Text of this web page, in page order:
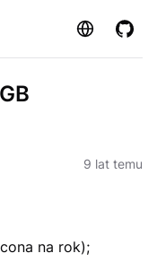
Strona
9 lat temu
na rok);